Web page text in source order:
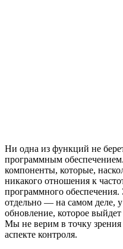
Ни одна из функций не
программным
компоненты, которые,
никакого отношения к
программного
отдельно — на самом деле,
обновление, которое
Мы не верим в точку
аспекте контроля.